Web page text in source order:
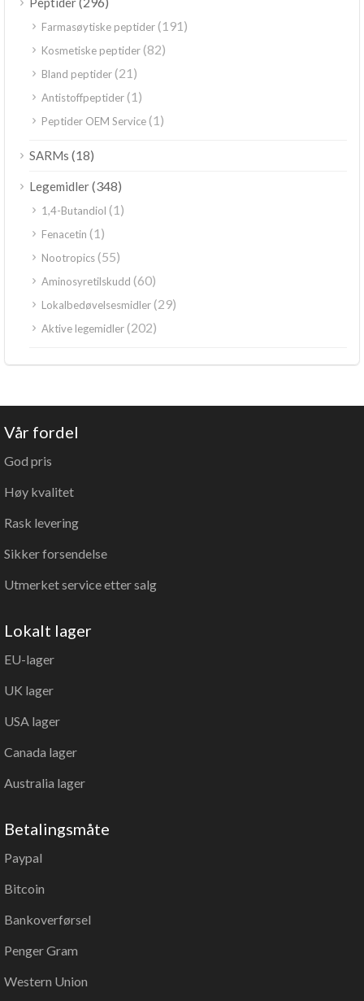
Farmasøytiske peptider(191)
Kosmetiske peptider(82)
Bland peptider(21)
Antistoffpeptider(1)
Peptider OEM Service(1)
SARMs (18)
Legemidler(348)
1,4-Butandiol (1)
Fenacetin (1)
Nootropics(55)
Aminosyretilskudd (60)
Lokalbedøvelsesmidler(29)
Aktive legemidler(202)
Vår fordel
God pris
Høy kvalitet
Rask levering
Sikker forsendelse
Utmerket service etter salg
Lokalt lager
EU-lager
UK lager
USA lager
Canada lager
Australia lager
Betalingsmåte
Paypal
Bitcoin
Bankoverførsel
Penger Gram
Western Union